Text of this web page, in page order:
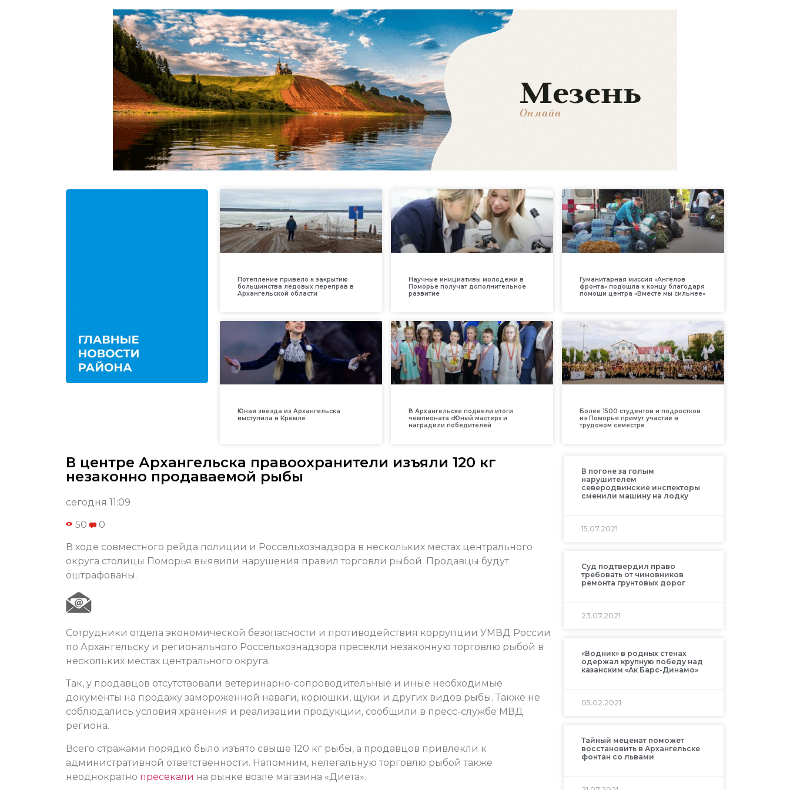
Потепление привело к закрытию
большинства ледовых переправ в
Архангельской области
Научные инициативы молодежи в
Поморье получат дополнительное
развитие
Гуманитарная миссия «Ангелов
фронта» подошла к концу благодаря
помощи центра «Вместе мы сильнее»
Юная звезда из Архангельска
выступила в Кремле
В Архангельске подвели итоги
чемпионата «Юный мастер» и
наградили победителей
Более 1500 студентов и подростков
из Поморья примут участие в
трудовом семестре
В центре Архангельска правоохранители изъяли 120 кг
незаконно продаваемой рыбы
сегодня 11:09
50 0
В ходе совместного рейда полиции и Россельхознадзора в нескольких местах центрального
округа столицы Поморья выявили нарушения правил торговли рыбой. Продавцы будут
оштрафованы.
Cотрудники отдела экономической безопасности и противодействия коррупции УМВД России
по Архангельску и регионального Россельхознадзора пресекли незаконную торговлю рыбой в
нескольких местах центрального округа.
Так, у продавцов отсутствовали ветеринарно-сопроводительные и иные необходимые
документы на продажу замороженной наваги, корюшки, щуки и других видов рыбы. Также не
соблюдались условия хранения и реализации продукции, сообщили в пресс-службе МВД
региона.
Всего стражами порядко было изъято свыше 120 кг рыбы, а продавцов привлекли к
административной ответственности. Напомним, нелегальную торговлю рыбой также
неоднократно пресекали на рынке возле магазина «Диета».
В погоне за голым
нарушителем
северодвинские инспекторы
сменили машину на лодку
15.07.2021
Суд подтвердил право
требовать от чиновников
ремонта грунтовых дорог
23.07.2021
«Водник» в родных стенах
одержал крупную победу над
казанским «Ак Барс-Динамо»
05.02.2021
Тайный меценат поможет
восстановить в Архангельске
фонтан со львами